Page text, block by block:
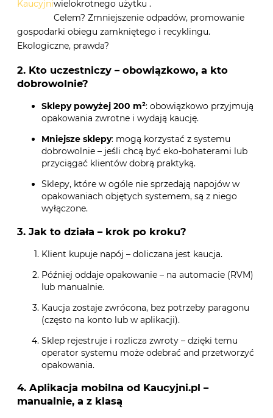
wielokrotnego użytku
Kaucyjni
.
Celem? Zmniejszenie odpadów, promowanie
gospodarki obiegu zamkniętego i recyklingu.
Ekologiczne, prawda?
2. Kto uczestniczy – obowiązkowo, a kto
dobrowolnie?
Sklepy powyżej 200 m²: obowiązkowo przyjmują
opakowania zwrotne i wydają kaucję.
Mniejsze sklepy: mogą korzystać z systemu
dobrowolnie – jeśli chcą być eko-bohaterami lub
przyciągać klientów dobrą praktyką.
Sklepy, które w ogóle nie sprzedają napojów w
opakowaniach objętych systemem, są z niego
wyłączone.
3. Jak to działa – krok po kroku?
Klient kupuje napój – doliczana jest kaucja.
Później oddaje opakowanie – na automacie (RVM)
lub manualnie.
Kaucja zostaje zwrócona, bez potrzeby paragonu
(często na konto lub w aplikacji).
Sklep rejestruje i rozlicza zwroty – dzięki temu
operator systemu może odebrać and przetworzyć
opakowania.
4. Aplikacja mobilna od Kaucyjni.pl –
manualnie, a z klasą